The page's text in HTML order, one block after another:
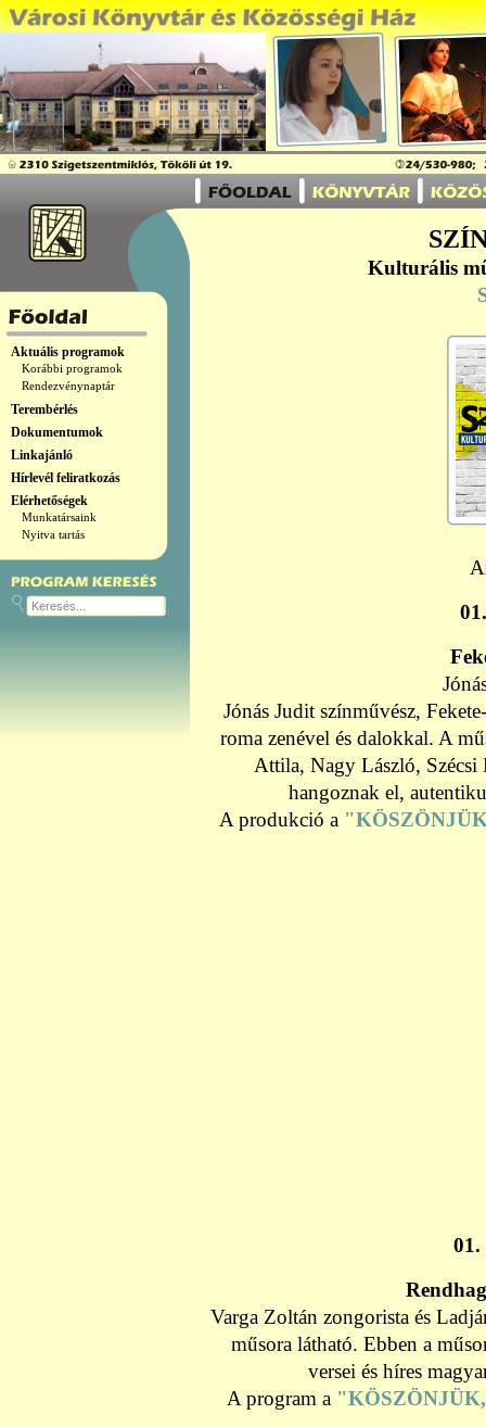
Aktuális programok
Korábbi programok
Rendezvénynaptár
Terembérlés
Dokumentumok
Linkajánló
Hírlevél feliratkozás
Elérhetőségek
Munkatársaink
Nyitva tartás
Kulturális
Jónás Judit színművész,
roma zenével és dalokkal. A
Attila, Nagy László, Szécsi
hangoznak el,
A produkció a
01.
Varga Zoltán zongorista és
műsora látható. Ebben a
versei és híres
A program a